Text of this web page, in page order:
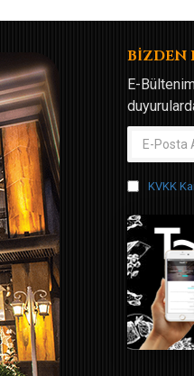
BİZDEN
E-
KVKK